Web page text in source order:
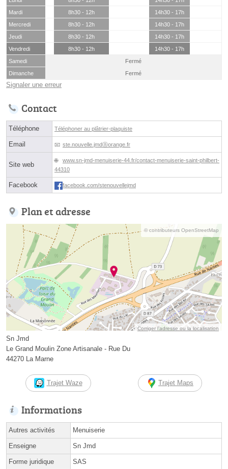
Mardi
8h30 - 12h
14h30 - 17h
Mercredi
8h30 - 12h
14h30 - 17h
Jeudi
8h30 - 12h
14h30 - 17h
Vendredi
8h30 - 12h
14h30 - 17h
Samedi
Fermé
Dimanche
Fermé
Signaler une erreur
Contact
Téléphone Téléphoner au plâtrier-plaquiste
Email ste.nouvelle.jmdⓐorange.fr
Site web
www.sn-jmd-menuiserie-44.fr/contact-menuiserie-saint-philbert-
44310
Facebook facebook.com/stenouvellejmd
Plan et adresse
© contributeurs OpenStreetMap
Corriger l’adresse ou la localisation
Sn Jmd
Le Grand Moulin Zone Artisanale - Rue Du
44270 La Marne
Trajet Waze Trajet Maps
Informations
Autres activités Menuiserie
Enseigne Sn Jmd
Forme juridique SAS